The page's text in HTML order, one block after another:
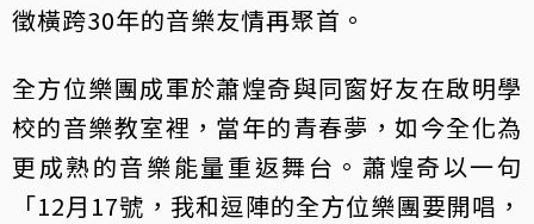
徵橫跨30年的音樂友情再聚首。
全方位樂團成軍於蕭煌奇與同窗好友在啟明學
校的音樂教室裡，當年的青春夢，如今全化為
更成熟的音樂能量重返舞台。蕭煌奇以一句
「12月17號，我和逗陣的全方位樂團要開唱，